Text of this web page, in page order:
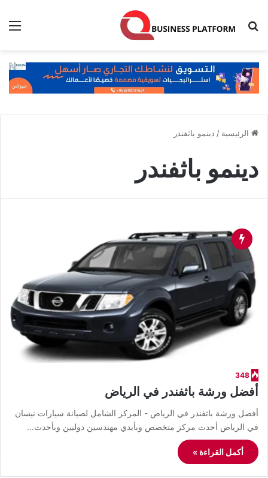
بحث عن
الرئيسية / دينمو باثفندر
دينمو باثفندر
348
أفضل ورشة باثفندر في الرياض
أفضل ورشة باثفندر في الرياض - المركز الشامل لصيانة سيارات نيسان
في الرياض أحدث مركز متخصص وبأيدي مهندسين دوليين وبأحدث…
أكمل القراءة »